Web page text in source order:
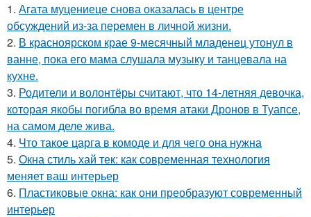
1. Агата муцениеце снова оказалась в центре
обсуждений из-за перемен в личной жизни.
2. В красноярском крае 9-месячный младенец утонул в
ванне, пока его мама слушала музыку и танцевала на
кухне.
3. Родители и волонтёры считают, что 14-летняя девочка,
которая якобы погибла во время атаки Дронов в Туапсе,
на самом деле жива.
4. Что такое царга в комоде и для чего она нужна
5. Окна стиль хай тек: как современная технология
меняет ваш интерьер
6. Пластиковые окна: как они преобразуют современный
интерьер